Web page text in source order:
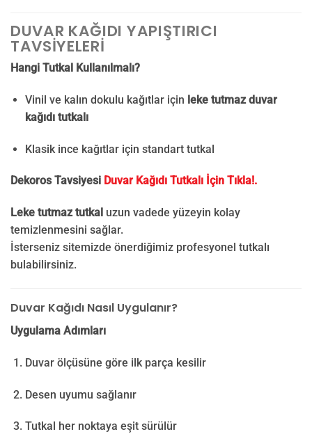
DUVAR KAĞIDI YAPIŞTIRICI
TAVSIYELERI
Hangi Tutkal Kullanılmalı?
Vinil ve kalın dokulu kağıtlar için leke tutmaz duvar
kağıdı tutkalı
Klasik ince kağıtlar için standart tutkal
Dekoros Tavsiyesi Duvar Kağıdı Tutkalı İçin Tıkla!.
Leke tutmaz tutkal uzun vadede yüzeyin kolay
temizlenmesini sağlar.
İsterseniz sitemizde önerdiğimiz profesyonel tutkalı
bulabilirsiniz.
Duvar Kağıdı Nasıl Uygulanır?
Uygulama Adımları
Duvar ölçüsüne göre ilk parça kesilir
Desen uyumu sağlanır
Tutkal her noktaya eşit sürülür